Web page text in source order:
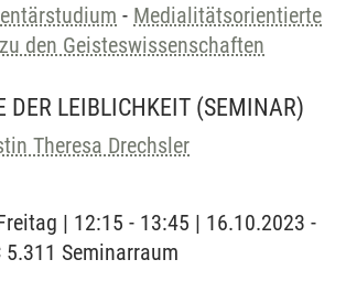
- Medialitätsorientierte
den Geisteswissenschaften
DER LEIBLICHKEIT (SEMINAR)
Theresa Drechsler
| 12:15 - 13:45 | 16.10.2023 -
Seminarraum